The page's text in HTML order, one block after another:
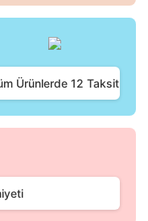
Ürünlerde 12 Taksit